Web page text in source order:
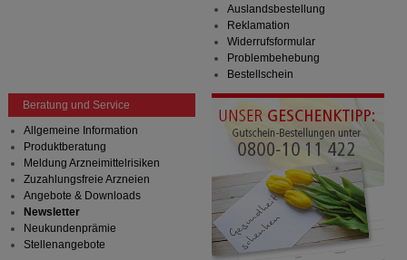
Auslandsbestellung
Reklamation
Widerrufsformular
Problembehebung
Bestellschein
Beratung und Service
Allgemeine Information
Produktberatung
Meldung Arzneimittelrisiken
Zuzahlungsfreie Arzneien
Angebote & Downloads
Newsletter
Neukundenprämie
Stellenangebote